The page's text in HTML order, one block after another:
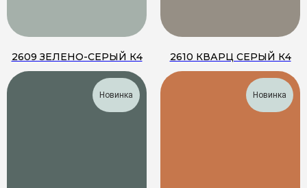
2609 ЗЕЛЕНО-СЕРЫЙ К4 2610 КВАРЦ СЕРЫЙ К4
Новинка Новинка